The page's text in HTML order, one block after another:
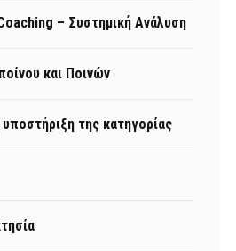
– Συστημική Ανάλυση
και Ποινών
της κατηγορίας